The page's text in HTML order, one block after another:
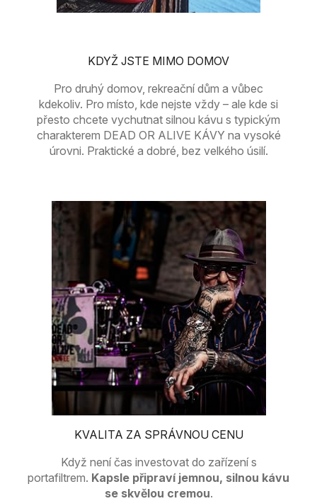
KDYŽ JSTE MIMO DOMOV
Pro druhý domov, rekreační dům a vůbec
kdekoliv. Pro místo, kde nejste vždy – ale kde si
přesto chcete vychutnat silnou kávu s typickým
charakterem DEAD OR ALIVE KÁVY na vysoké
úrovni. Praktické a dobré, bez velkého úsilí.
KVALITA ZA SPRÁVNOU CENU
Když není čas investovat do zařízení s
portafiltrem. Kapsle připraví jemnou, silnou kávu
se skvělou cremou.